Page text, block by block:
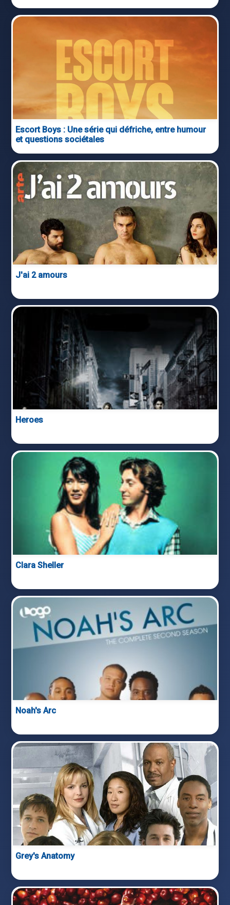
Escort Boys : Une série qui défriche, entre humour
et questions sociétales
J'ai 2 amours
Heroes
Clara Sheller
Noah's Arc
Grey's Anatomy